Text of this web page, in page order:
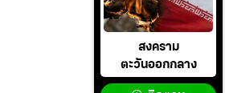
สงคราม
ตะวันออกกลาง